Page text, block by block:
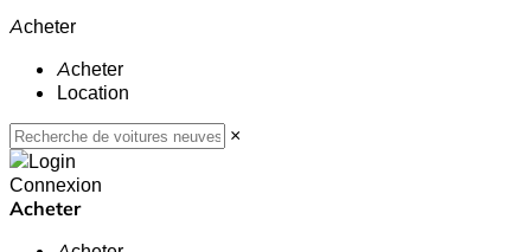
Acheter
Acheter
Location
×
Connexion
Acheter